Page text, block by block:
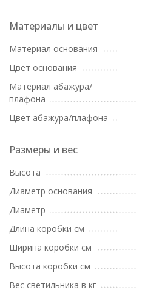
Материалы и цвет
Материал основания
Цвет основания
Материал абажура/
плафона
Цвет абажура/плафона
Размеры и вес
Высота
Диаметр основания
Диаметр
Длина коробки см
Ширина коробки см
Высота коробки см
Вес светильника в кг